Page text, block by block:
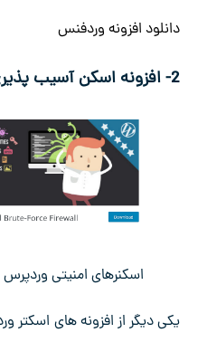
دانلود افزونه وردفنس
2- افزونه اسکن آسیب پذیری وردپرس
اسکنرهای امنیتی وردپرس